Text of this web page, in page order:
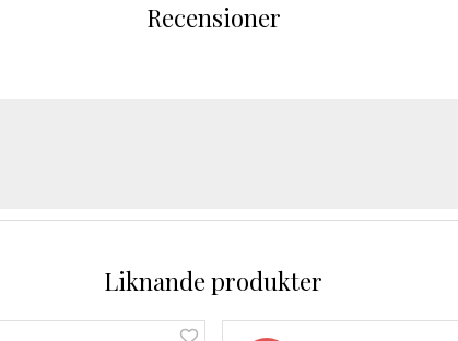
Recensioner
Liknande produkter